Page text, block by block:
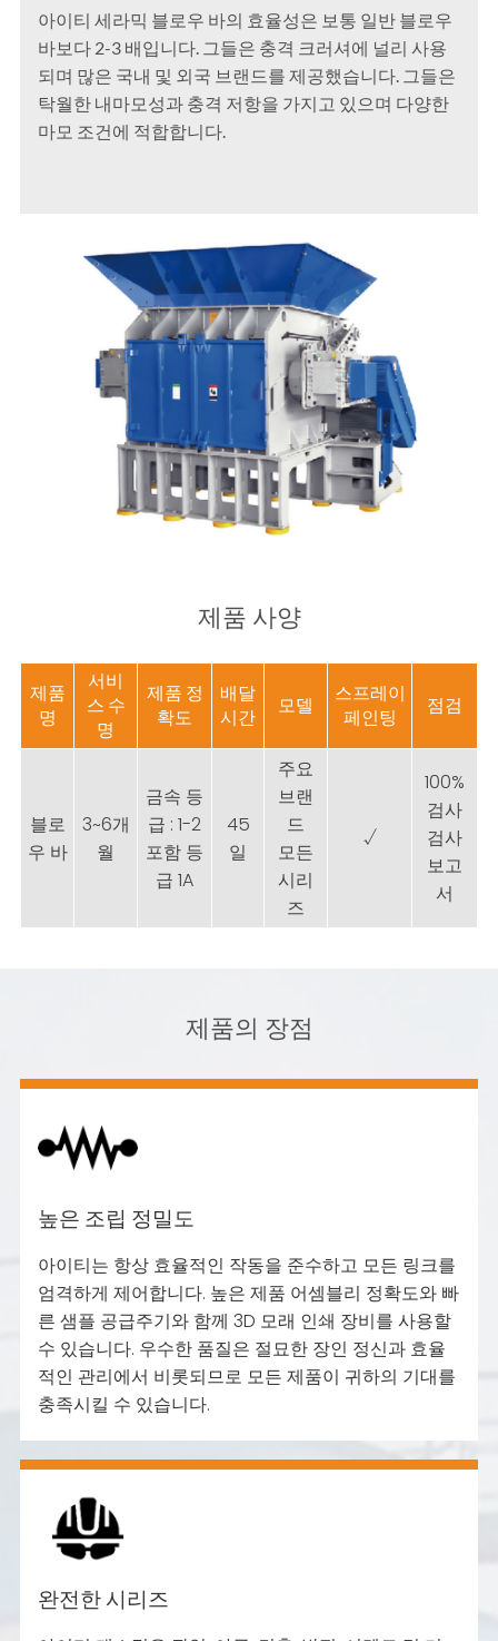
아이티 세라믹 블로우 바의 효율성은 보통 일반 블로우
바보다 2-3 배입니다. 그들은 충격 크러셔에 널리 사용
되며 많은 국내 및 외국 브랜드를 제공했습니다. 그들은
탁월한 내마모성과 충격 저항을 가지고 있으며 다양한
마모 조건에 적합합니다.
제품 사양
제품
명
서비
스 수
명
제품 정
확도
배달
시간
모델
스프레이
페인팅
점검
블로
우 바
3~6개
월
금속 등
급 : 1-2
포함 등
급 1A
45
일
주요
브랜
드
모든
시리
즈
√
100%
검사
검사
보고
서
제품의 장점
높은 조립 정밀도
아이티는 항상 효율적인 작동을 준수하고 모든 링크를
엄격하게 제어합니다. 높은 제품 어셈블리 정확도와 빠
른 샘플 공급주기와 함께 3D 모래 인쇄 장비를 사용할
수 있습니다. 우수한 품질은 절묘한 장인 정신과 효율
적인 관리에서 비롯되므로 모든 제품이 귀하의 기대를
충족시킬 수 있습니다.
완전한 시리즈